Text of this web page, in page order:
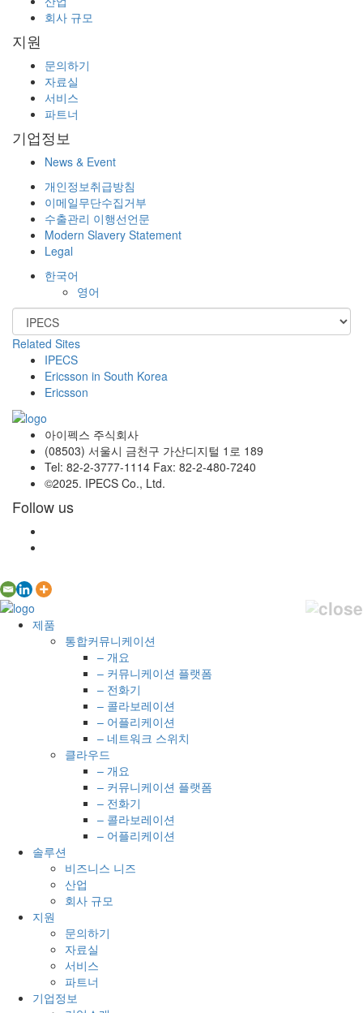
회사 규모
지원
문의하기
자료실
서비스
파트너
기업정보
News & Event
개인정보취급방침
이메일무단수집거부
수출관리 이행선언문
Modern Slavery Statement
Legal
한국어
영어
Related Sites
IPECS
Ericsson in South Korea
Ericsson
아이펙스 주식회사
(08503) 서울시 금천구 가산디지털 1로 189
Tel: 82-2-3777-1114 Fax: 82-2-480-7240
©2025. IPECS Co., Ltd.
Follow us
제품
통합커뮤니케이션
– 개요
– 커뮤니케이션 플랫폼
– 전화기
– 콜라보레이션
– 어플리케이션
– 네트워크 스위치
클라우드
– 개요
– 커뮤니케이션 플랫폼
– 전화기
– 콜라보레이션
– 어플리케이션
솔루션
비즈니스 니즈
산업
회사 규모
지원
문의하기
자료실
서비스
파트너
기업정보